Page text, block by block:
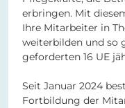
erbringen. Mit
Ihre Mitarbeiter in
weiterbilden und so
geforderten 16 UE
Seit Januar 2024
Fortbildung der